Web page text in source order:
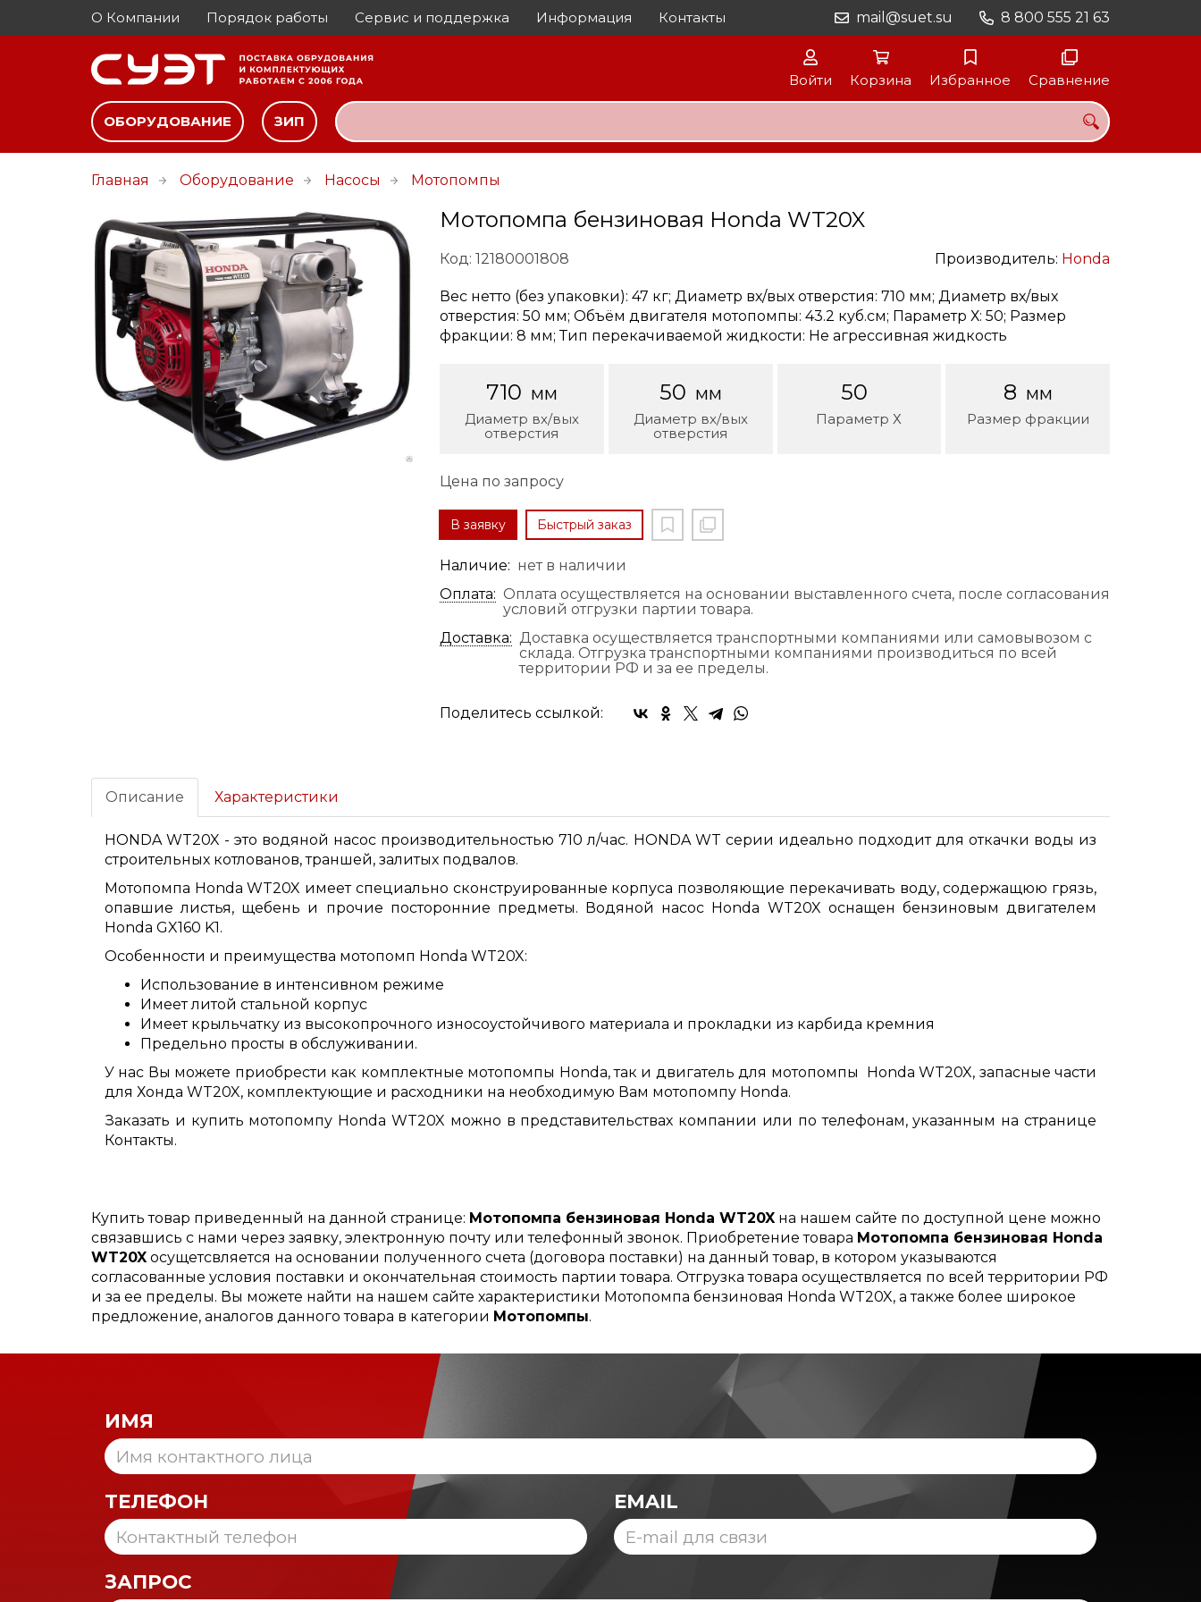
О Компании Порядок работы Сервис и поддержка Информация Контакты 8 800 555 21 63
mail@suet.su
Войти Корзина Избранное Сравнение
ОБОРУДОВАНИЕ ЗИП
Главная Оборудование Насосы Мотопомпы
Мотопомпа бензиновая Honda WT20X
Код: 12180001808 Производитель: Honda
Вес нетто (без упаковки): 47 кг; Диаметр вх/вых отверстия: 710 мм; Диаметр вх/вых
отверстия: 50 мм; Объём двигателя мотопомпы: 43.2 куб.см; Параметр Х: 50; Размер
фракции: 8 мм; Тип перекачиваемой жидкости: Не агрессивная жидкость
710 мм
Диаметр вх/вых
отверстия
50 мм
Диаметр вх/вых
отверстия
50
Параметр Х
8 мм
Размер фракции
Цена по запросу
В заявку Быстрый заказ
Наличие: нет в наличии
Оплата: Оплата осуществляется на основании выставленного счета, после согласования
условий отгрузки партии товара.
Доставка: Доставка осуществляется транспортными компаниями или самовывозом с
склада. Отгрузка транспортными компаниями производиться по всей
территории РФ и за ее пределы.
Поделитесь ссылкой:
Описание Характеристики
HONDA WT20X - это водяной насос производительностью 710 л/час. HONDA WT серии идеально подходит для откачки воды из
строительных котлованов, траншей, залитых подвалов.
Мотопомпа Honda WT20X имеет специально сконструированные корпуса позволяющие перекачивать воду, содержащюю грязь,
опавшие листья, щебень и прочие посторонние предметы. Водяной насос Honda WT20X оснащен бензиновым двигателем
Honda GX160 K1.
Особенности и преимущества мотопомп Honda WT20X:
Использование в интенсивном режиме
Имеет литой стальной корпус
Имеет крыльчатку из высокопрочного износоустойчивого материала и прокладки из карбида кремния
Предельно просты в обслуживании.
У нас Вы можете приобрести как комплектные мотопомпы Honda, так и двигатель для мотопомпы Honda WT20X, запасные части
для Хонда WT20X, комплектующие и расходники на необходимую Вам мотопомпу Honda.
Заказать и купить мотопомпу Honda WT20X можно в представительствах компании или по телефонам, указанным на странице
Контакты.
Купить товар приведенный на данной странице: Мотопомпа бензиновая Honda WT20X на нашем сайте по доступной цене можно
связавшись с нами через заявку, электронную почту или телефонный звонок. Приобретение товара Мотопомпа бензиновая Honda
WT20X осущетсвляется на основании полученного счета (договора поставки) на данный товар, в котором указываются
согласованные условия поставки и окончательная стоимость партии товара. Отгрузка товара осуществляется по всей территории РФ
и за ее пределы. Вы можете найти на нашем сайте характеристики Мотопомпа бензиновая Honda WT20X, а также более широкое
предложение, аналогов данного товара в категории Мотопомпы.
ИМЯ
ТЕЛЕФОН EMAIL
ЗАПРОС